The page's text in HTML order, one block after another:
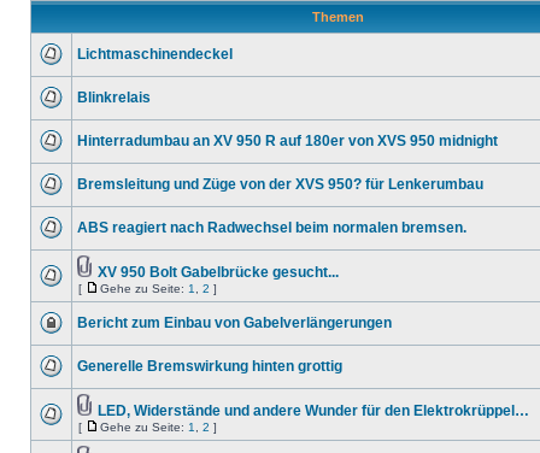
Themen
Lichtmaschinendeckel
Blinkrelais
Hinterradumbau an XV 950 R auf 180er von XVS 950 midnight
Bremsleitung und Züge von der XVS 950? für Lenkerumbau
ABS reagiert nach Radwechsel beim normalen bremsen.
XV 950 Bolt Gabelbrücke gesucht...
[ Gehe zu Seite: 1 2 ]
Bericht zum Einbau von Gabelverlängerungen
Generelle Bremswirkung hinten grottig
LED, Widerstände und andere Wunder für den Elektrokrüppel…
[ Gehe zu Seite: 1 2 ]